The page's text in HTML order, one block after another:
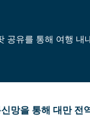
공유를 통해 여행 내
망을 통해 대만 전